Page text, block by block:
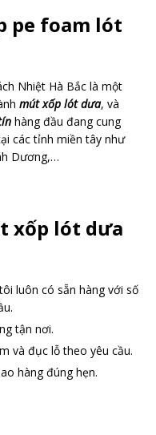
pe foam lót
Nhiệt Hà Bắc là một
mút xốp lót dưa, và
hàng đầu đang cung
các tỉnh miền tây như
Dương,…
xốp lót dưa
luôn có sẵn hàng với số
tận nơi.
và đục lỗ theo yêu cầu.
hàng đúng hẹn.